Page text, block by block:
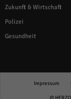
Zukunft & Wirtschaft
Polizei
Gesundheit
Impressum
©